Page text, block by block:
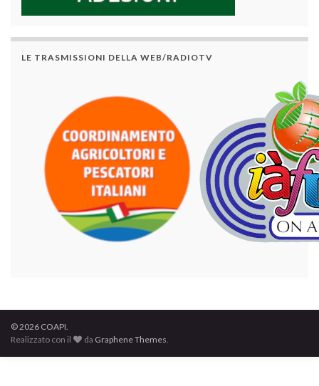
LE TRASMISSIONI DELLA WEB/RADIOTV
© 2026 COAPI.
Realizzato con il
da Graphene Themes.